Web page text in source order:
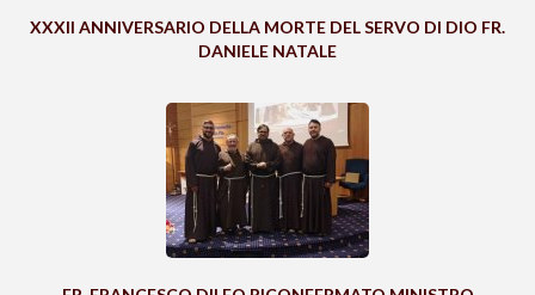
XXXII ANNIVERSARIO DELLA MORTE DEL SERVO DI DIO FR.
DANIELE NATALE